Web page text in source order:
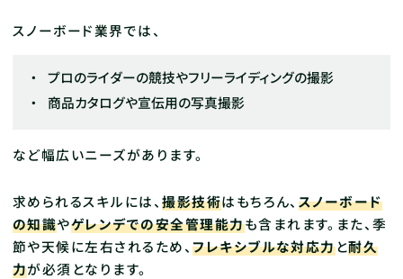
スノーボード業界では、
プロのライダーの競技やフリーライディングの撮影
商品カタログや宣伝用の写真撮影
など幅広いニーズがあります。
求められるスキルには、撮影技術はもちろん、 スノーボード
の知識やゲレンデでの安全管理能力も含まれます。また、季
節や天候に左右されるため、フレキシブルな対応力と耐久
力が必須となります。